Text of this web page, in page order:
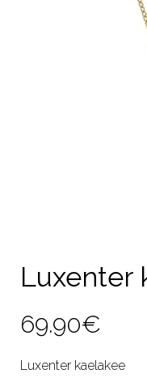
Luxenter
69.90€
Luxenter kaelakee